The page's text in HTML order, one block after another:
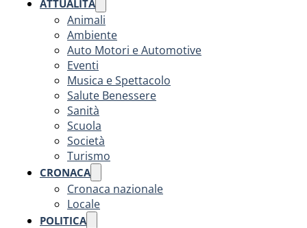
ATTUALITÀ
Animali
Ambiente
Auto Motori e Automotive
Eventi
Musica e Spettacolo
Salute Benessere
Sanità
Scuola
Società
Turismo
CRONACA
Cronaca nazionale
Locale
POLITICA